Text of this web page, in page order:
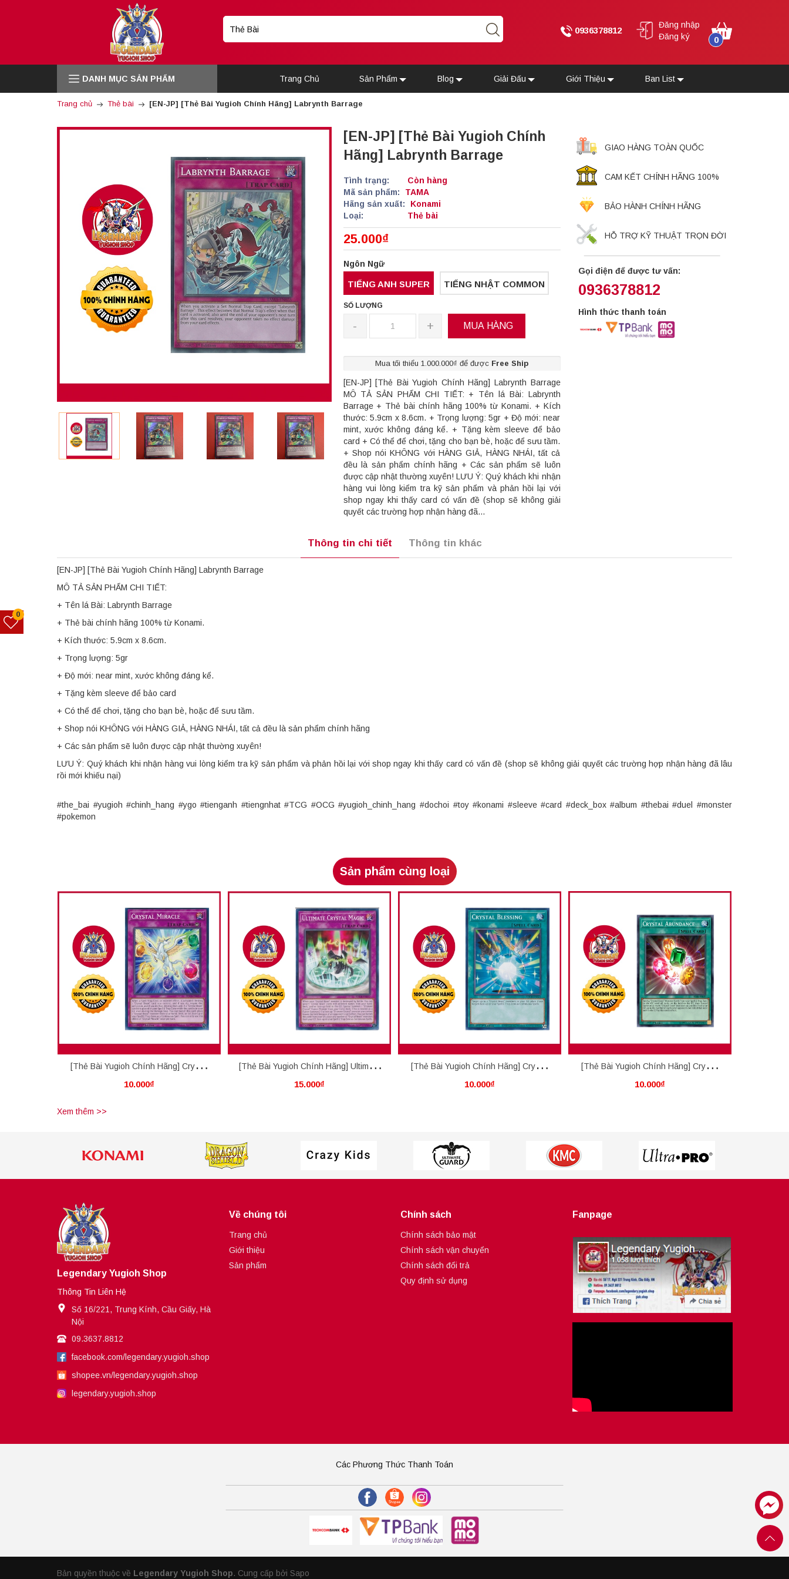
0936378812
Đăng nhập
Đăng ký
0
DANH MỤC SẢN PHẨM Trang Chủ Sản Phẩm Blog Giải Đấu Giới Thiệu Ban List
Trang chủ Thẻ bài [EN-JP] [Thẻ Bài Yugioh Chính Hãng] Labrynth Barrage
[EN-JP] [Thẻ Bài Yugioh Chính
Hãng] Labrynth Barrage
Tình trạng:
Còn hàng
Mã sản phẩm:
TAMA
Hãng sản xuất:
Konami
Loại:
Thẻ bài
25.000₫
Ngôn Ngữ
TIẾNG ANH SUPER TIẾNG NHẬT COMMON
SỐ LƯỢNG
- + MUA HÀNG
Mua tối thiểu 1.000.000₫ để được Free Ship
[EN-JP] [Thẻ Bài Yugioh Chính Hãng] Labrynth Barrage
MÔ TẢ SẢN PHẨM CHI TIẾT: + Tên lá Bài: Labrynth
Barrage + Thẻ bài chính hãng 100% từ Konami. + Kích
thước: 5.9cm x 8.6cm. + Trọng lượng: 5gr + Độ mới: near
mint, xước không đáng kể. + Tặng kèm sleeve để bảo
card + Có thể để chơi, tặng cho bạn bè, hoặc để sưu tầm.
+ Shop nói KHÔNG với HÀNG GIẢ, HÀNG NHÁI, tất cả
đều là sản phẩm chính hãng + Các sản phẩm sẽ luôn
được cập nhật thường xuyên! LƯU Ý: Quý khách khi nhận
hàng vui lòng kiểm tra kỹ sản phẩm và phản hồi lại với
shop ngay khi thấy card có vấn đề (shop sẽ không giải
quyết các trường hợp nhận hàng đã...
GIAO HÀNG TOÀN QUỐC
CAM KẾT CHÍNH HÃNG 100%
BẢO HÀNH CHÍNH HÃNG
HỖ TRỢ KỸ THUẬT TRỌN ĐỜI
Gọi điện để được tư vấn:
0936378812
Hình thức thanh toán
Thông tin chi tiết Thông tin khác
[EN-JP] [Thẻ Bài Yugioh Chính Hãng] Labrynth Barrage
MÔ TẢ SẢN PHẨM CHI TIẾT:
+ Tên lá Bài: Labrynth Barrage
+ Thẻ bài chính hãng 100% từ Konami.
+ Kích thước: 5.9cm x 8.6cm.
+ Trọng lượng: 5gr
+ Độ mới: near mint, xước không đáng kể.
+ Tặng kèm sleeve để bảo card
+ Có thể để chơi, tặng cho bạn bè, hoặc để sưu tầm.
+ Shop nói KHÔNG với HÀNG GIẢ, HÀNG NHÁI, tất cả đều là sản phẩm chính hãng
+ Các sản phẩm sẽ luôn được cập nhật thường xuyên!
LƯU Ý: Quý khách khi nhận hàng vui lòng kiểm tra kỹ sản phẩm và phản hồi lại với shop ngay khi thấy card có vấn đề (shop sẽ không giải quyết các trường hợp nhận hàng đã lâu
rồi mới khiếu nại)
#the_bai #yugioh #chinh_hang #ygo #tienganh #tiengnhat #TCG #OCG #yugioh_chinh_hang #dochoi #toy #konami #sleeve #card #deck_box #album #thebai #duel #monster
#pokemon
Sản phẩm cùng loại
[Thẻ Bài Yugioh Chính Hãng] Crystal
Miracle
10.000₫
[Thẻ Bài Yugioh Chính Hãng] Ultimate
Crystal Magic
15.000₫
[Thẻ Bài Yugioh Chính Hãng] Crystal
Blessing
10.000₫
[Thẻ Bài Yugioh Chính Hãng] Crystal
Abundance
10.000₫
Xem thêm >>
Legendary Yugioh Shop
Thông Tin Liên Hệ
Số 16/221, Trung Kính, Cầu Giấy, Hà
Nội
09.3637.8812
facebook.com/legendary.yugioh.shop
shopee.vn/legendary.yugioh.shop
legendary.yugioh.shop
Về chúng tôi
Trang chủ
Giới thiệu
Sản phẩm
Chính sách
Chính sách bảo mật
Chính sách vận chuyển
Chính sách đổi trả
Quy định sử dụng
Fanpage
Các Phương Thức Thanh Toán
Bản quyền thuộc về Legendary Yugioh Shop. Cung cấp bởi Sapo
0